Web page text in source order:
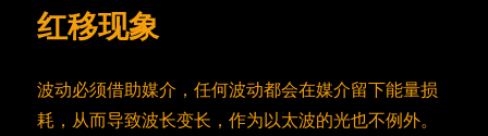
红移现象
波动必须借助媒介，任何波动都会在媒介留下能量损
耗，从而导致波长变长，作为以太波的光也不例外。